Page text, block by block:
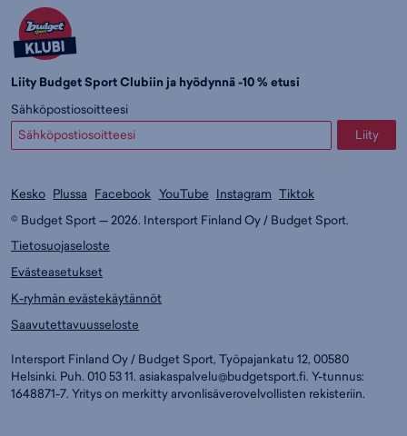
Liity Budget Sport Clubiin ja hyödynnä -10 % etusi
Sähköpostiosoitteesi
Liity
Kesko Plussa Facebook YouTube Instagram Tiktok
© Budget Sport — 2026. Intersport Finland Oy / Budget Sport.
Tietosuojaseloste
Evästeasetukset
K-ryhmän evästekäytännöt
Saavutettavuusseloste
Intersport Finland Oy / Budget Sport, Työpajankatu 12, 00580
Helsinki. Puh. 010 53 11. asiakaspalvelu@budgetsport.fi. Y-tunnus:
1648871-7. Yritys on merkitty arvonlisäverovelvollisten rekisteriin.